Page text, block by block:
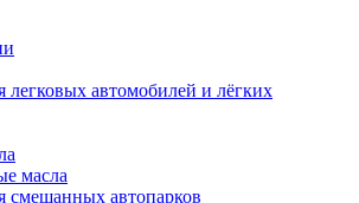
автомобилей и лёгких
масла
смешанных автопарков